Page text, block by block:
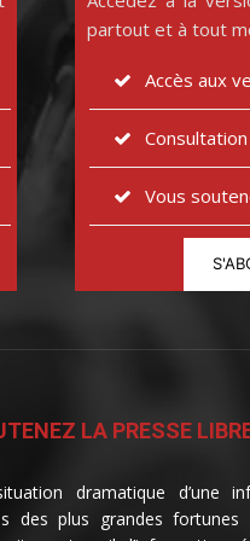
partout et à tout
Accès aux
Vous
LA PRESSE
dramatique d’une
des plus grandes fortunes